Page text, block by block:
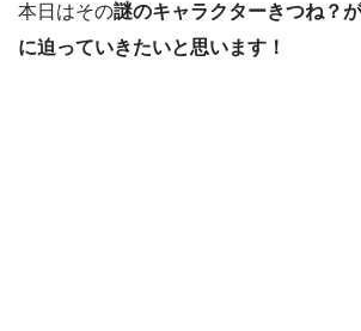
本日はその謎のキャラクターきつね？
に迫っていきたいと思います！